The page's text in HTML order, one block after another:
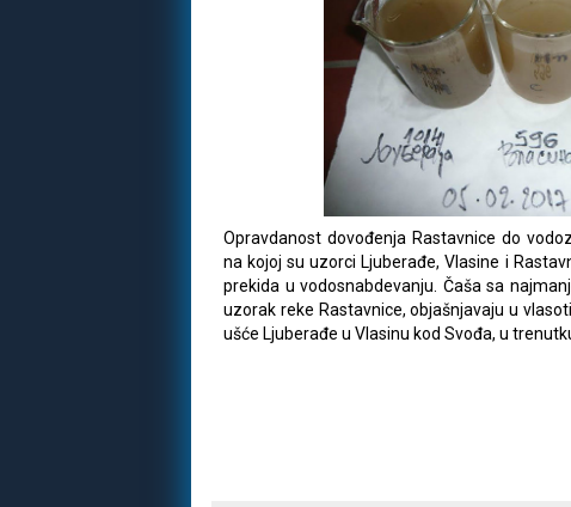
Opravdanost dovođenja Rastavnice do
na kojoj su uzorci Ljuberađe, Vlasine i
prekida u vodosnabdevanju. Čaša sa
uzorak reke Rastavnice, objašnjavaju u
ušće Ljuberađe u Vlasinu kod Svođa, u